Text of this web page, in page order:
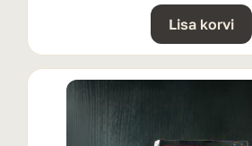
Lisa korvi